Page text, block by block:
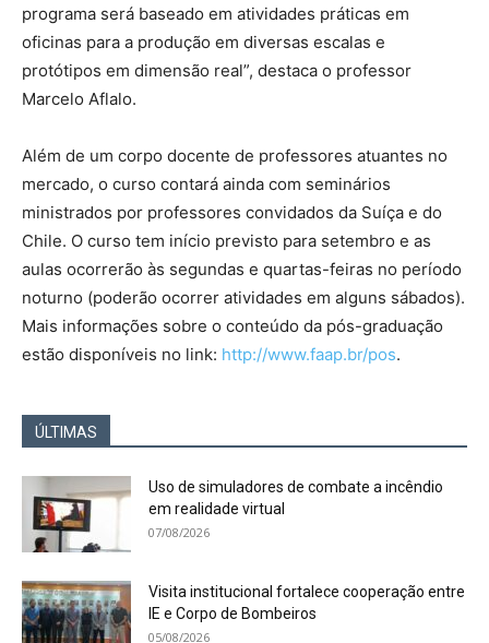
programa será baseado em atividades práticas em
oficinas para a produção em diversas escalas e
protótipos em dimensão real”, destaca o professor
Marcelo Aflalo.
Além de um corpo docente de professores atuantes no
mercado, o curso contará ainda com seminários
ministrados por professores convidados da Suíça e do
Chile. O curso tem início previsto para setembro e as
aulas ocorrerão às segundas e quartas-feiras no período
noturno (poderão ocorrer atividades em alguns sábados).
Mais informações sobre o conteúdo da pós-graduação
estão disponíveis no link: http://www.faap.br/pos.
ÚLTIMAS
Uso de simuladores de combate a incêndio
em realidade virtual
07/08/2026
Visita institucional fortalece cooperação entre
IE e Corpo de Bombeiros
05/08/2026